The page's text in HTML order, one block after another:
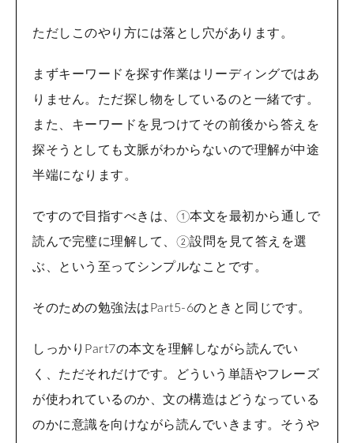
ただしこのやり方には落とし穴があります。
まずキーワードを探す作業はリーディングではあ
りません。ただ探し物をしているのと一緒です。
また、キーワードを見つけてその前後から答えを
探そうとしても文脈がわからないので理解が中途
半端になります。
ですので目指すべきは、①本文を最初から通しで
読んで完璧に理解して、②設問を見て答えを選
ぶ、という至ってシンプルなことです。
そのための勉強法はPart5-6のときと同じです。
しっかりPart7の本文を理解しながら読んでい
く、ただそれだけです。どういう単語やフレーズ
が使われているのか、文の構造はどうなっている
のかに意識を向けながら読んでいきます。そうや